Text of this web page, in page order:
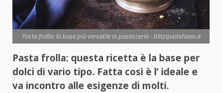
Pasta frolla: la base più versatile in pasticceria - blitzquotidiano.it
Pasta frolla: questa ricetta è la base per
dolci di vario tipo. Fatta così è l’ ideale e
va incontro alle esigenze di molti.